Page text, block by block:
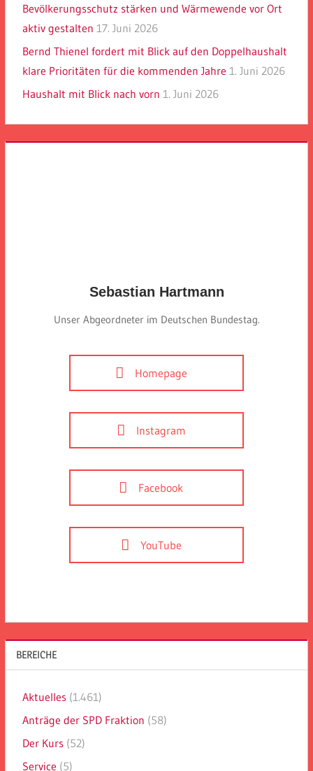
Bevölkerungsschutz stärken und Wärmewende vor Ort
aktiv gestalten 17. Juni 2026
Bernd Thienel fordert mit Blick auf den Doppelhaushalt
klare Prioritäten für die kommenden Jahre 1. Juni 2026
Haushalt mit Blick nach vorn 1. Juni 2026
Sebastian Hartmann
Unser Abgeordneter im Deutschen Bundestag.
Homepage
Instagram
Facebook
YouTube
BEREICHE
Aktuelles(1.461)
Anträge der SPD Fraktion (58)
Der Kurs(52)
Service (5)